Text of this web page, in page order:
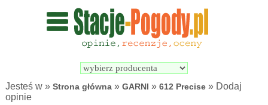
Wyszukiwarka
pogodowych
Jesteś w »Strona główna »GARNI »612 Precise » Dodaj
opinie